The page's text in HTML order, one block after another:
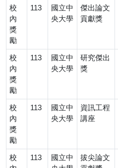
校
內
獎
勵
113
國立中
央大學
傑出論文
貢獻獎
校
內
獎
勵
113
國立中
央大學
研究傑出
獎
校
內
獎
勵
113
國立中
央大學
資訊工程
講座
校
113
國立中
拔尖論文